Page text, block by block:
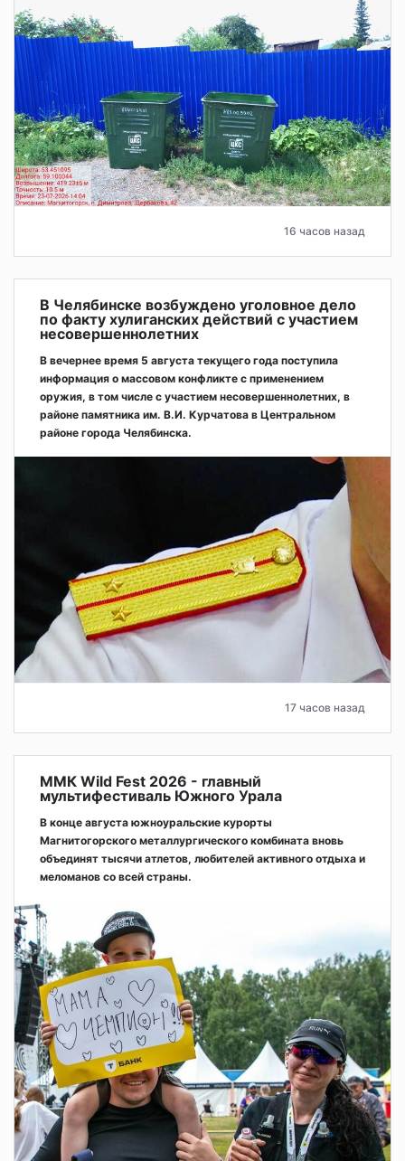
16 часов назад
В Челябинске возбуждено уголовное дело
по факту хулиганских действий с участием
несовершеннолетних
В вечернее время 5 августа текущего года поступила
информация о массовом конфликте с применением
оружия, в том числе с участием несовершеннолетних, в
районе памятника им. В.И. Курчатова в Центральном
районе города Челябинска.
17 часов назад
ММК Wild Fest 2026 - главный
мультифестиваль Южного Урала
В конце августа южноуральские курорты
Магнитогорского металлургического комбината вновь
объединят тысячи атлетов, любителей активного отдыха и
меломанов со всей страны.